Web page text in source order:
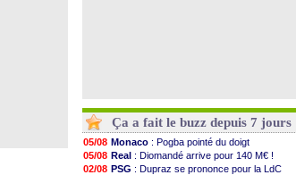
Ça a fait le buzz depuis 7 jours
05/08 Monaco : Pogba pointé du doigt
05/08 Real : Diomandé arrive pour 140 M€ !
02/08 PSG : Dupraz se prononce pour la LdC